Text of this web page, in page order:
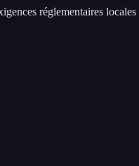
réglementaires